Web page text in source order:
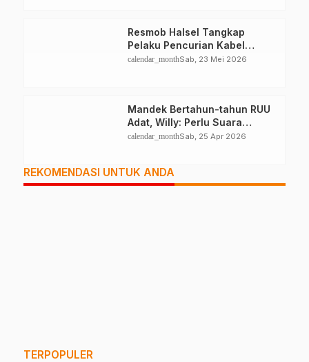
Resmob Halsel Tangkap
Pelaku Pencurian Kabel
Lampu Jalan
calendar_monthSab, 23 Mei 2026
Mandek Bertahun-tahun RUU
Adat, Willy: Perlu Suara
Pemda, DPRD
calendar_monthSab, 25 Apr 2026
REKOMENDASI UNTUK ANDA
TERPOPULER